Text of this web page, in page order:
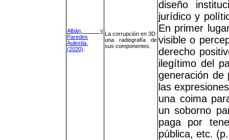
Albán, y
Paredes
Aulestia.
(2020)
La corrupción en 3D:
una radiografía de
sus componentes.
diseño
jurídico y
En primer
visible o
derecho
ilegítimo del
generación de
las
una coima
un soborno
paga por
pública, etc.